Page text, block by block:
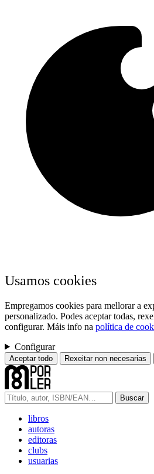
Usamos cookies
Empregamos cookies para mellorar a
personalizado. Podes aceptar todas,
configurar. Máis info na política de
Configurar
Aceptar todo Rexeitar non necesarias
Buscar
libros
autoras
editoras
clubs
usuarias